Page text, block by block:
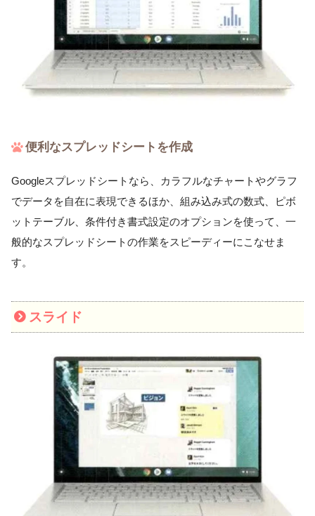
便利なスプレッドシートを作成
Googleスプレッドシートなら、カラフルなチャートやグラフ
でデータを自在に表現できるほか、組み込み式の数式、ピボ
ットテーブル、条件付き書式設定のオプションを使って、一
般的なスプレッドシートの作業をスピーディーにこなせま
す。
スライド